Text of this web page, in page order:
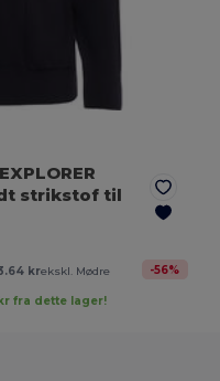
strikstof til
krekskl. Mødre -56%
fra dette lager!